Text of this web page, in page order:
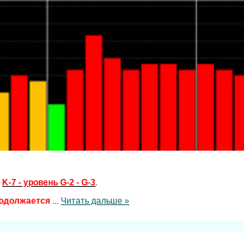
K-7 - уровень G-2 - G-3
Читать дальше »